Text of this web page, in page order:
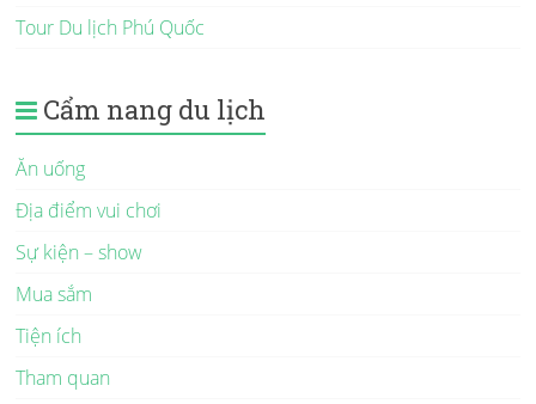
Tour Du lịch Phú Quốc
Cẩm nang du lịch
Ăn uống
Địa điểm vui chơi
Sự kiện – show
Mua sắm
Tiện ích
Tham quan